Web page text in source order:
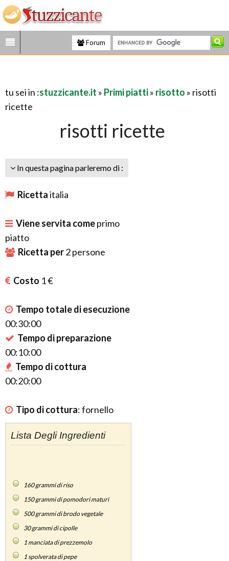
Forum
tu sei in :stuzzicante.it » Primi piatti» risotto » risotti
ricette
risotti ricette
In questa pagina parleremo di :
Ricettaitalia
Viene servita comeprimo
piatto
Ricetta per2persone
Costo 1 €
Tempo totale di esecuzione
00:30:00
Tempo di preparazione
00:10:00
Tempo di cottura
00:20:00
Tipo di cottura:fornello
Lista Degli Ingredienti
160grammi di riso
150grammi di pomodori maturi
500grammi di brodo vegetale
30grammi di cipolle
1 manciata di prezzemolo
1spolverata di pepe